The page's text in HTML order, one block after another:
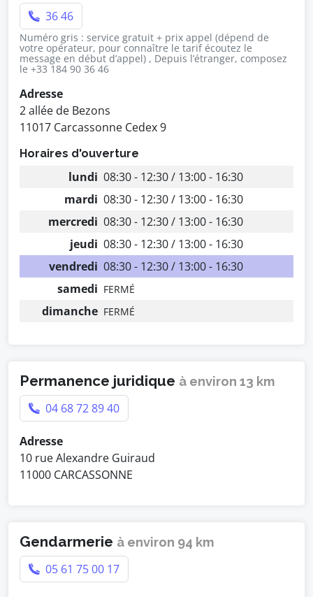
36 46
Numéro gris : service gratuit + prix appel (dépend de
votre opérateur, pour connaître le tarif écoutez le
message en début d’appel) , Depuis l’étranger, composez
le +33 184 90 36 46
Adresse
2 allée de Bezons
11017 Carcassonne Cedex 9
Horaires d'ouverture
lundi 08:30 - 12:30 / 13:00 - 16:30
mardi 08:30 - 12:30 / 13:00 - 16:30
mercredi 08:30 - 12:30 / 13:00 - 16:30
jeudi 08:30 - 12:30 / 13:00 - 16:30
vendredi 08:30 - 12:30 / 13:00 - 16:30
samedi FERMÉ
dimanche FERMÉ
Permanence juridique à environ 13 km
04 68 72 89 40
Adresse
10 rue Alexandre Guiraud
11000 CARCASSONNE
Gendarmerie à environ 94 km
05 61 75 00 17